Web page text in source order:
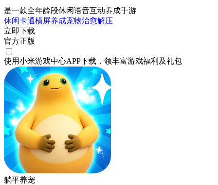
是一款全年龄段休闲语音互动养成手游
休闲卡通横屏养成宠物治愈解压
立即下载
官方正版
使用小米游戏中心APP下载 ，领丰富游戏福利 及礼包
躺平养宠